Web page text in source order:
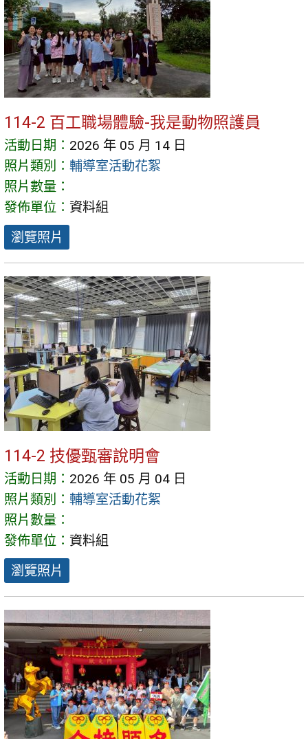
114-2 百工職場體驗-我是動物照護員
活動日期： 2026 年 05 月 14 日
照片類別： 輔導室活動花絮
照片數量：
發佈單位： 資料組
瀏覽照片
114-2 技優甄審說明會
活動日期： 2026 年 05 月 04 日
照片類別： 輔導室活動花絮
照片數量：
發佈單位： 資料組
瀏覽照片